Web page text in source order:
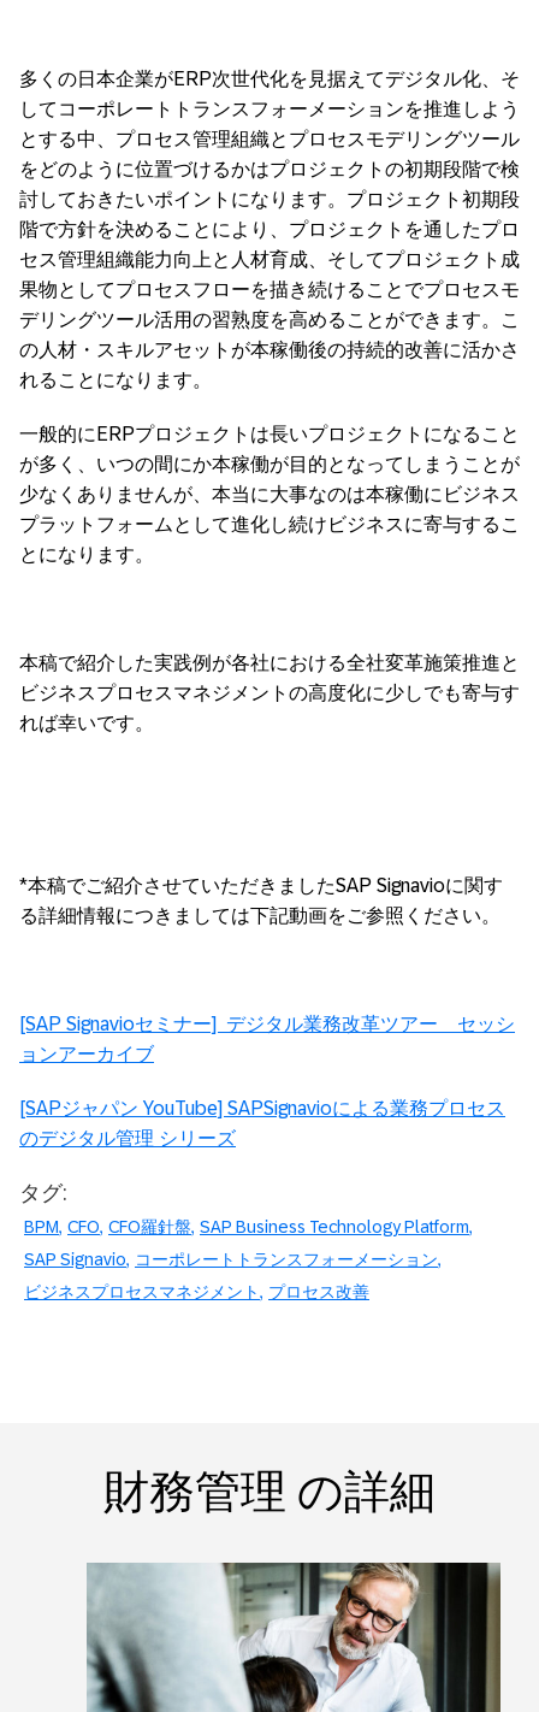
多くの日本企業がERP次世代化を見据えてデジタル化、そ
してコーポレートトランスフォーメーションを推進しよう
とする中、プロセス管理組織とプロセスモデリングツール
をどのように位置づけるかはプロジェクトの初期段階で検
討しておきたいポイントになります。プロジェクト初期段
階で方針を決めることにより、プロジェクトを通したプロ
セス管理組織能力向上と人材育成、そしてプロジェクト成
果物としてプロセスフローを描き続けることでプロセスモ
デリングツール活用の習熟度を高めることができます。こ
の人材・スキルアセットが本稼働後の持続的改善に活かさ
れることになります。
一般的にERPプロジェクトは長いプロジェクトになること
が多く、いつの間にか本稼働が目的となってしまうことが
少なくありませんが、本当に大事なのは本稼働にビジネス
プラットフォームとして進化し続けビジネスに寄与するこ
とになります。
本稿で紹介した実践例が各社における全社変革施策推進と
ビジネスプロセスマネジメントの高度化に少しでも寄与す
れば幸いです。
*本稿でご紹介させていただきましたSAP Signavioに関す
る詳細情報につきましては下記動画をご参照ください。
[SAP Signavioセミナー] デジタル業務改革ツアー セッシ
ョンアーカイブ
[SAPジャパン YouTube] SAPSignavioによる業務プロセス
のデジタル管理 シリーズ
タグ:
BPM CFO CFO羅針盤 SAP Business Technology Platform
SAP Signavio
コーポレートトランスフォーメーション
ビジネスプロセスマネジメント
プロセス改善
財務管理 の詳細